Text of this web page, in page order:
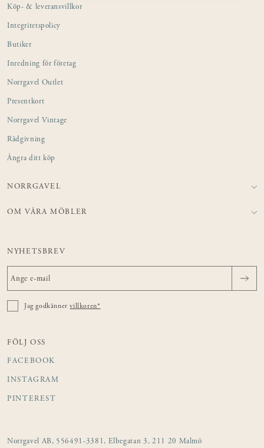
Köp- & leveransvillkor
Integritetspolicy
Butiker
Inredning för företag
Norrgavel Outlet
Presentkort
Norrgavel Vintage
Rådgivning
Ångra ditt köp
NORRGAVEL
OM VÅRA MÖBLER
NYHETSBREV
Jag godkännervillkoren*
FÖLJ OSS
FACEBOOK
INSTAGRAM
PINTEREST
Norrgavel AB, 556491-3381, Elbegatan 3, 211 20 Malmö